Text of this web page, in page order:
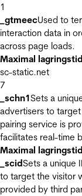
1
_gtmeecUsed to
interaction data in
across page loads.
Maximal lagringstid
sc-static.net
7
_schn1Sets a
advertisers to
pairing service is
facilitates real-time
Maximal lagringstid
_scidSets a unique
to target the visitor
provided by third